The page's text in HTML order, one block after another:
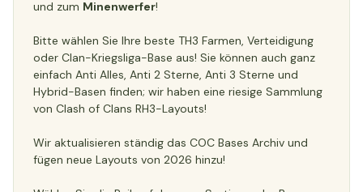
und zum Minenwerfer!
Bitte wählen Sie Ihre beste TH3 Farmen, Verteidigung
oder Clan-Kriegsliga-Base aus! Sie können auch ganz
einfach Anti Alles, Anti 2 Sterne, Anti 3 Sterne und
Hybrid-Basen finden; wir haben eine riesige Sammlung
von Clash of Clans RH3-Layouts!
Wir aktualisieren ständig das COC Bases Archiv und
fügen neue Layouts von 2026 hinzu!